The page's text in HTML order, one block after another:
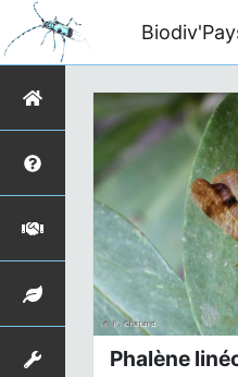
Phalène